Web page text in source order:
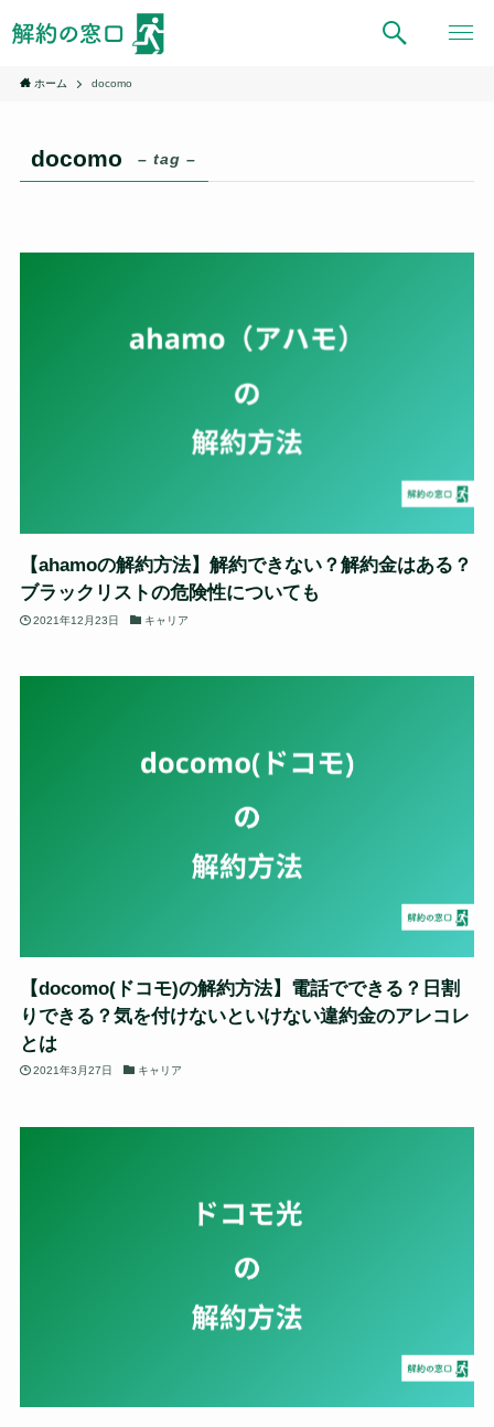
ホーム docomo
docomo – tag –
【ahamoの解約方法】解約できない？解約金はある？
ブラックリストの危険性についても
2021年12月23日 キャリア
【docomo(ドコモ)の解約方法】電話でできる？日割
りできる？気を付けないといけない違約金のアレコレ
とは
2021年3月27日 キャリア